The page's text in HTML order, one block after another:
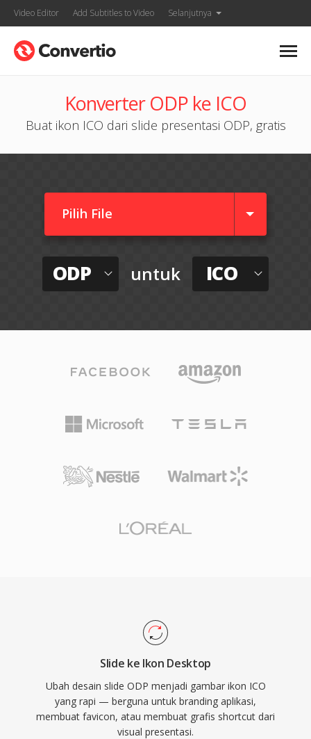
Video Editor Add Subtitles to Video Selanjutnya
Konverter ODP ke ICO
Buat ikon ICO dari slide presentasi ODP, gratis
Pilih File
ODP untuk ICO
Slide ke Ikon Desktop
Ubah desain slide ODP menjadi gambar ikon ICO
yang rapi — berguna untuk branding aplikasi,
membuat favicon, atau membuat grafis shortcut dari
visual presentasi.